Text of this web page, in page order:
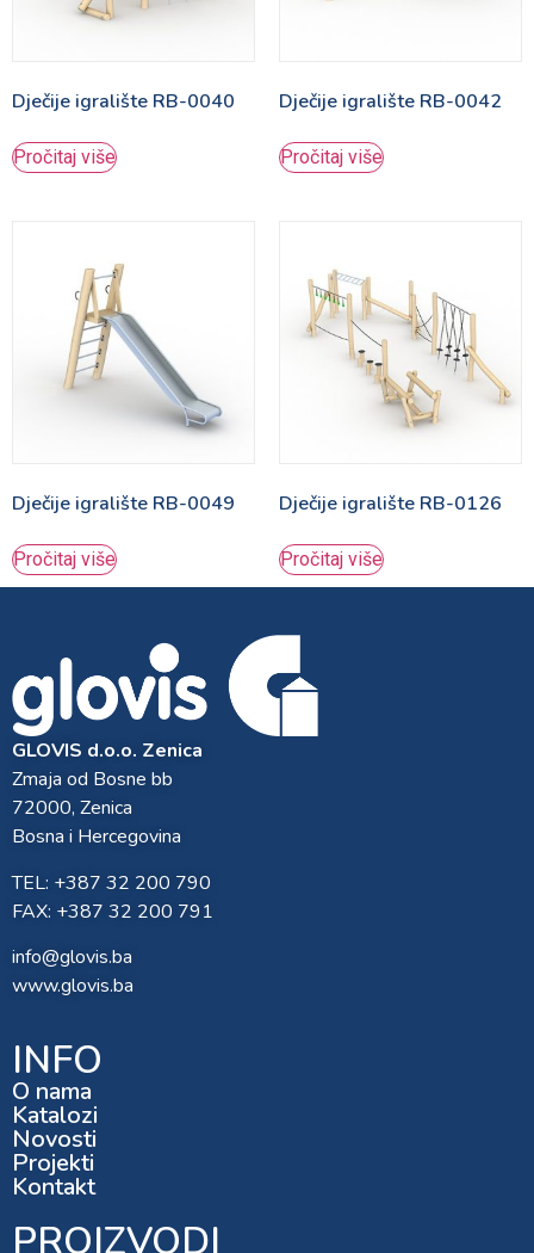
Dječije igralište RB-0040
Pročitaj više
Dječije igralište RB-0042
Pročitaj više
Dječije igralište RB-0049
Pročitaj više
Dječije igralište RB-0126
Pročitaj više
GLOVIS d.o.o. Zenica
Zmaja od Bosne bb
72000, Zenica
Bosna i Hercegovina
TEL: +387 32 200 790
FAX: +387 32 200 791
info@glovis.ba
www.glovis.ba
INFO
O nama
Katalozi
Novosti
Projekti
Kontakt
PROIZVODI